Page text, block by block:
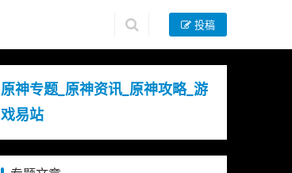
投稿
原神专题_原神资讯_原神攻略_游
戏易站